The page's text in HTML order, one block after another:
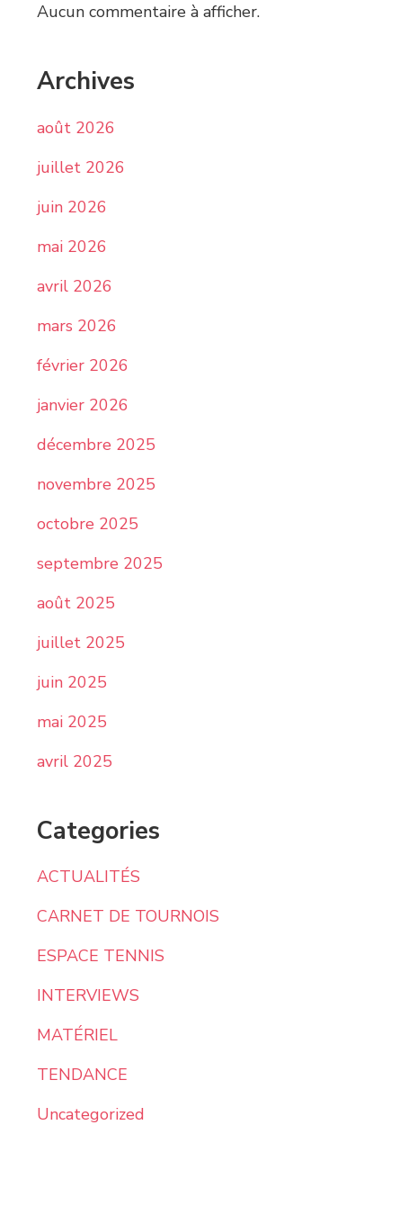
Aucun commentaire à afficher.
Archives
août 2026
juillet 2026
juin 2026
mai 2026
avril 2026
mars 2026
février 2026
janvier 2026
décembre 2025
novembre 2025
octobre 2025
septembre 2025
août 2025
juillet 2025
juin 2025
mai 2025
avril 2025
Categories
ACTUALITÉS
CARNET DE TOURNOIS
ESPACE TENNIS
INTERVIEWS
MATÉRIEL
TENDANCE
Uncategorized